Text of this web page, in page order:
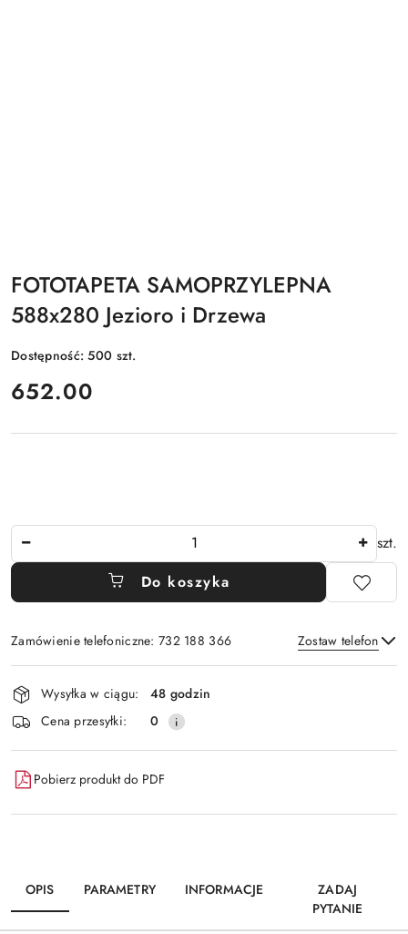
FOTOTAPETA SAMOPRZYLEPNA
588x280 Jezioro i Drzewa
Dostępność:500 szt.
cena:
652.00
szt.
Do koszyka
Zamówienie telefoniczne: 732 188 366 Zostaw telefon
Wyślij
Dostępność
i
dostawa
Wysyłka w ciągu:
48 godzin
Cena przesyłki:
0
Pobierz produkt do PDF
OPIS PARAMETRY INFORMACJE
ZADAJ
PYTANIE